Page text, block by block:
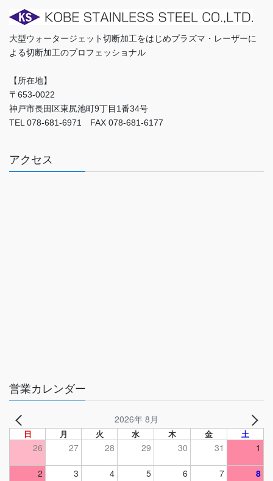
大型ウォータージェット切断加工をはじめプラズマ・レーザーに
よる切断加工のプロフェッショナル
【所在地】
〒653-0022
神戸市長田区東尻池町9丁目1番34号
TEL 078-681-6971 FAX 078-681-6177
アクセス
営業カレンダー
2026年 8月
日 月 火 水 木 金 土
26 27 28 29 30 31 1
2 3 4 5 6 7 8